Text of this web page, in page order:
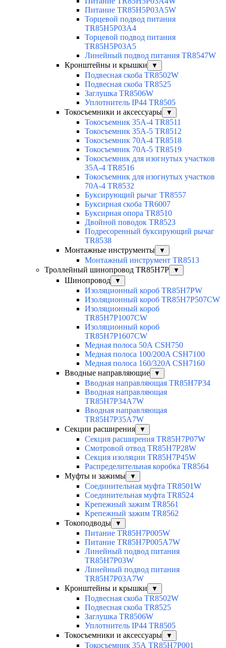
Питание TR85H5P03A5W
Торцевой подвод питания
TR85H5P03A4
Торцевой подвод питания
TR85H5P03A5
Линейный подвод питания TR8547W
Кронштейны и крышки
▼
Подвесная скоба TR8502W
Подвесная скоба TR8525
Заглушка TR8506W
Уплотнитель IP44 TR8505
Токосъемники и аксессуары
▼
Токосъемник 35А-4 TR8511
Токосъемник 35А-5 TR8512
Токосъемник 70А-4 TR8518
Токосъемник 70А-5 TR8519
Токосъемник для изогнутых участков
35А-4 TR8516
Токосъемник для изогнутых участков
70А-4 TR8532
Буксирующий рычаг TR8557
Буксирная скоба TR6007
Буксирная опора TR8510
Двойной поводок TR8523
Подресоренный буксирующий рычаг
TR8538
Монтажные инструменты
▼
Монтажный инструмент TR8513
Троллейный шинопровод TR85H7P
▼
Шинопровод ▼
Изоляционный короб TR85H7PW
Изоляционный короб TR85H7P507CW
Изоляционный короб
TR85H7P1007CW
Изоляционный короб
TR85H7P1607CW
Медная полоса 50А CSH750
Медная полоса 100/200A CSH7100
Медная полоса 160/320A CSH7160
Вводные направляющие
▼
Вводная направляющая TR85H7P34
Вводная направляющая
TR85H7P34A7W
Вводная направляющая
TR85H7P35A7W
Секции расширения
▼
Секция расширения TR85H7P07W
Смотровой отвод TR85H7P28W
Секция изоляции TR85H7P45W
Распределительная коробка TR8564
Муфты и зажимы
▼
Соединительная муфта TR8501W
Соединительная муфта TR8524
Крепежный зажим TR8561
Крепежный зажим TR8562
Токоподводы
▼
Питание TR85H7P005W
Питание TR85H7P005A7W
Линейный подвод питания
TR85H7P03W
Линейный подвод питания
TR85H7P03A7W
Кронштейны и крышки
▼
Подвесная скоба TR8502W
Подвесная скоба TR8525
Заглушка TR8506W
Уплотнитель IP44 TR8505
Токосъемники и аксессуары
▼
Токосъемник 35А TR85H7P001